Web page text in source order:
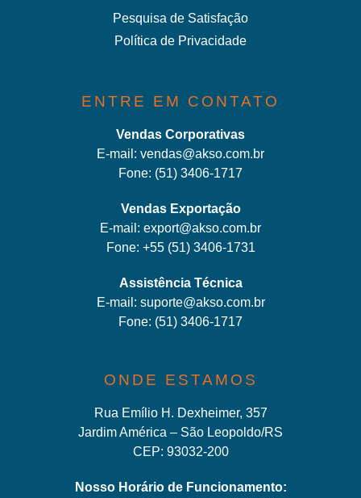
Pesquisa de Satisfação
Política de Privacidade
ENTRE EM CONTATO
Vendas Corporativas
E-mail: vendas@akso.com.br
Fone: (51) 3406-1717
Vendas Exportação
E-mail: export@akso.com.br
Fone: +55 (51) 3406-1731
Assistência Técnica
E-mail: suporte@akso.com.br
Fone: (51) 3406-1717
ONDE ESTAMOS
Rua Emílio H. Dexheimer, 357
Jardim América – São Leopoldo/RS
CEP: 93032-200
Nosso Horário de Funcionamento: